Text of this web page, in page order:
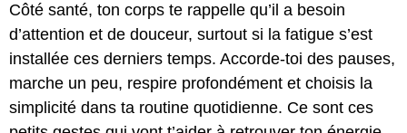
Côté santé, ton corps te rappelle qu’il a besoin
d’attention et de douceur, surtout si la fatigue s’est
installée ces derniers temps. Accorde-toi des pauses,
marche un peu, respire profondément et choisis la
simplicité dans ta routine quotidienne. Ce sont ces